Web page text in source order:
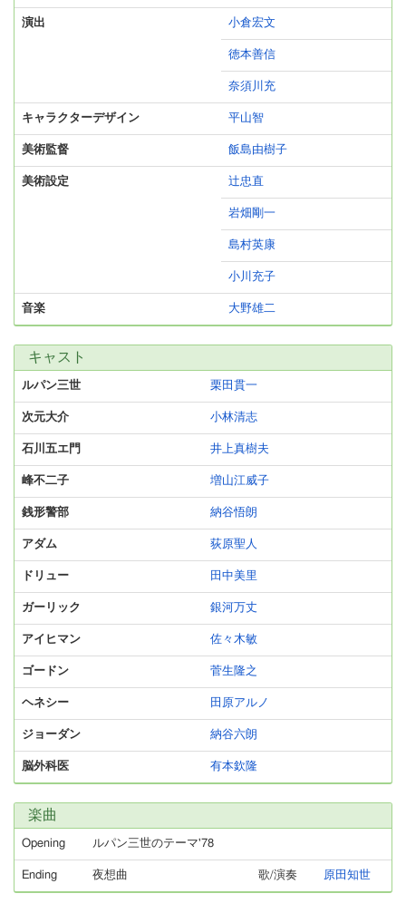
演出 小倉宏文
徳本善信
奈須川充
キャラクターデザイン 平山智
美術監督 飯島由樹子
美術設定 辻忠直
岩畑剛一
島村英康
小川充子
音楽 大野雄二
キャスト
ルパン三世 栗田貫一
次元大介 小林清志
石川五エ門 井上真樹夫
峰不二子 増山江威子
銭形警部 納谷悟朗
アダム 荻原聖人
ドリュー 田中美里
ガーリック 銀河万丈
アイヒマン 佐々木敏
ゴードン 菅生隆之
ヘネシー 田原アルノ
ジョーダン 納谷六朗
脳外科医 有本欽隆
楽曲
Opening ルパン三世のテーマ'78
Ending 夜想曲 歌/演奏 原田知世